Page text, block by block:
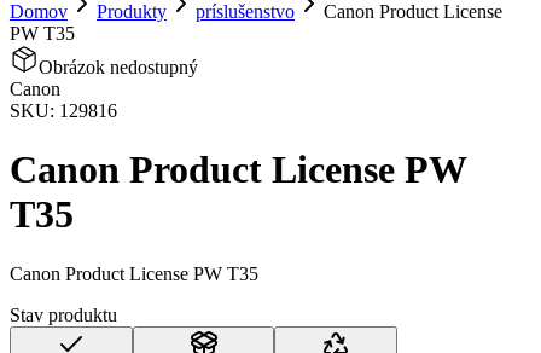
Domov Produkty príslušenstvo
Canon Product License
PW T35
Obrázok nedostupný
Canon
SKU: 129816
Canon Product License PW
T35
Canon Product License PW T35
Stav produktu